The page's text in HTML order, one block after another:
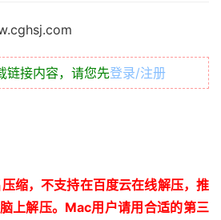
链接内容，请您先登录/注册
缩，不支持在百度云在线解压，推
上解压。 Mac用户请用合适的第三